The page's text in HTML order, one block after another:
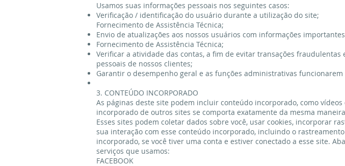
Usamos suas informações pessoais nos seguintes casos:
Verificação / identificação do usuário durante a utilização do site;
Fornecimento de Assistência Técnica;
Envio de atualizações aos nossos usuários com informações
Fornecimento de Assistência Técnica;
Verificar a atividade das contas, a fim de evitar transações
pessoais de nossos clientes;
Garantir o desempenho geral e as funções administrativas
3. CONTEÚDO INCORPORADO
As páginas deste site podem incluir conteúdo incorporado, como
incorporado de outros sites se comporta exatamente da mesma
Esses sites podem coletar dados sobre você, usar cookies, incorporar
sua interação com esse conteúdo incorporado, incluindo o
incorporado, se você tiver uma conta e estiver conectado a esse site.
serviços que usamos:
FACEBOOK